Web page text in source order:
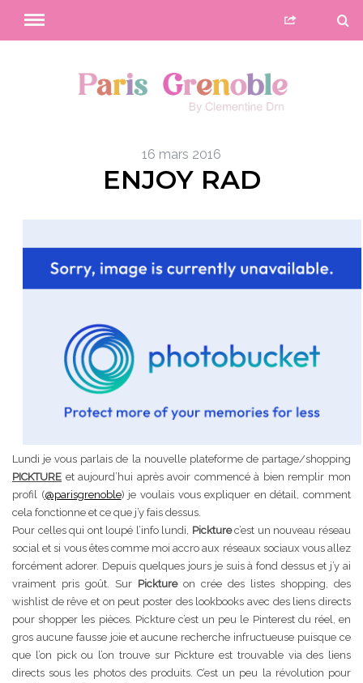
16 mars 2016
ENJOY RAD
Lundi je vous parlais de la nouvelle plateforme de partage/shopping
PICKTURE et aujourd’hui après avoir commencé à bien remplir mon
profil (@parisgrenoble) je voulais vous expliquer en détail, comment
cela fonctionne et ce que j’y fais dessus.
Pour celles qui ont loupé l’info lundi, Pickturec’est un nouveau réseau
social et si vous êtes comme moi accro aux réseaux sociaux vous allez
forcément adorer. Depuis quelques jours je suis à fond dessus et j’y ai
vraiment pris goût. Sur Picktureon crée des listes shopping, des
wishlist de rêve et on peut poster des lookbooks avec des liens directs
pour shopper les pièces. Pickture c’est un peu le Pinterest du réel, en
gros aucune fausse joie et aucune recherche infructueuse puisque ce
que l’on pick ou l’on trouve sur Pickture est trouvable via des liens
directs sous les photos des produits. C’est un peu la révolution pour